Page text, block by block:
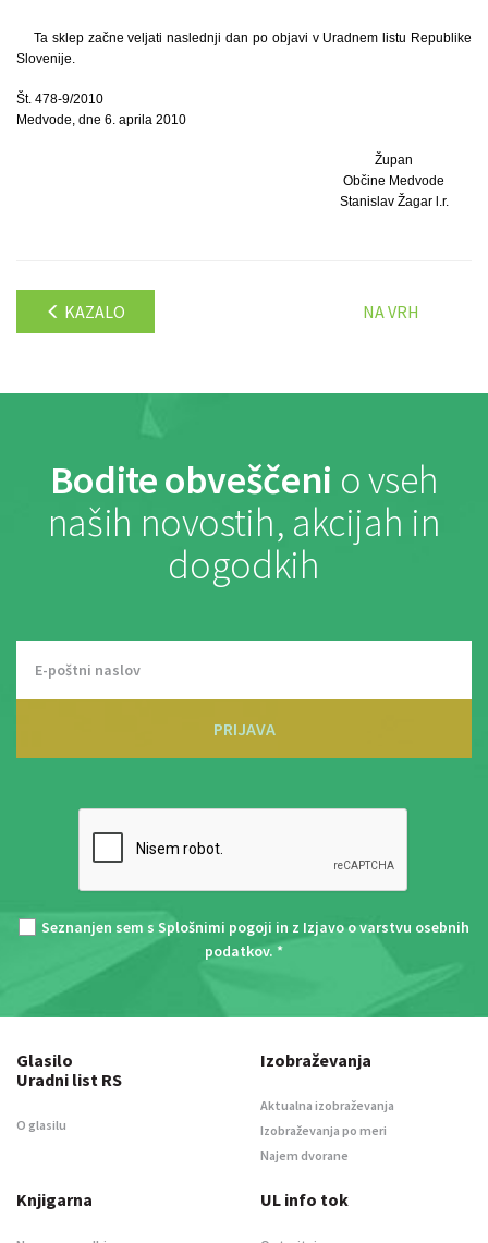
Ta sklep začne veljati naslednji dan po objavi v Uradnem listu Republike
Slovenije.
Št. 478-9/2010
Medvode, dne 6. aprila 2010
Župan
Občine Medvode
Stanislav Žagar l.r.
KAZALO NA VRH
Bodite obveščeni o vseh
naših novostih, akcijah in
dogodkih
PRIJAVA
Seznanjen sem s Splošnimi pogoji in z Izjavo o varstvu osebnih
podatkov. *
Glasilo
Uradni list RS
O glasilu
Izobraževanja
Aktualna izobraževanja
Izobraževanja po meri
Najem dvorane
Knjigarna UL info tok